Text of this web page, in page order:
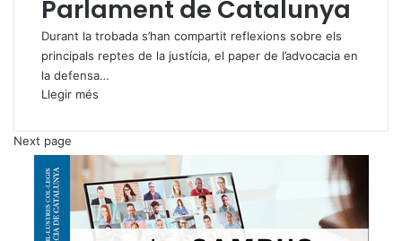
Parlament de Catalunya
Durant la trobada s’han compartit reflexions sobre els
principals reptes de la justícia, el paper de l’advocacia en
la defensa…
Llegir més
Next page